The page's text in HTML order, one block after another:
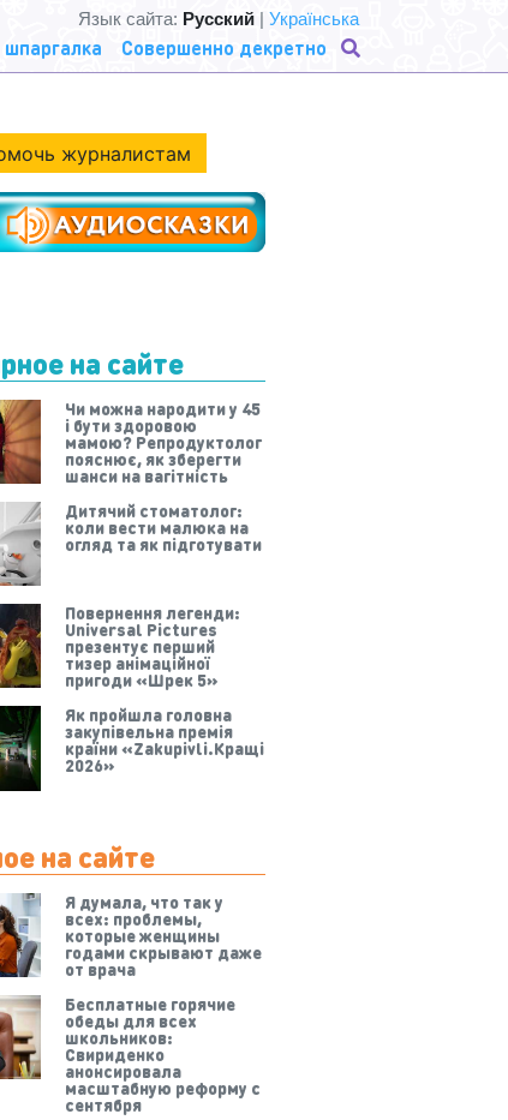
Совершенно декретно
Язык сайта: Русский | Українська
журналистам
на сайте
Чи можна народити у 45
і бути здоровою
мамою? Репродуктолог
пояснює, як зберегти
шанси на вагітність
Дитячий стоматолог:
коли вести малюка на
огляд та як підготувати
Повернення легенди:
Universal Pictures
презентує перший
тизер анімаційної
пригоди «Шрек 5»
Як пройшла головна
закупівельна премія
країни «Zakupivli.Кращі
2026»
на сайте
Я думала, что так у
всех: проблемы,
которые женщины
годами скрывают даже
от врача
Бесплатные горячие
обеды для всех
школьников:
Свириденко
анонсировала
масштабную реформу с
сентября